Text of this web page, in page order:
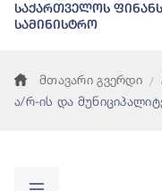
საქართველოს
სამინისტრო
მთავარი გვერდი
ა/რ-ის და